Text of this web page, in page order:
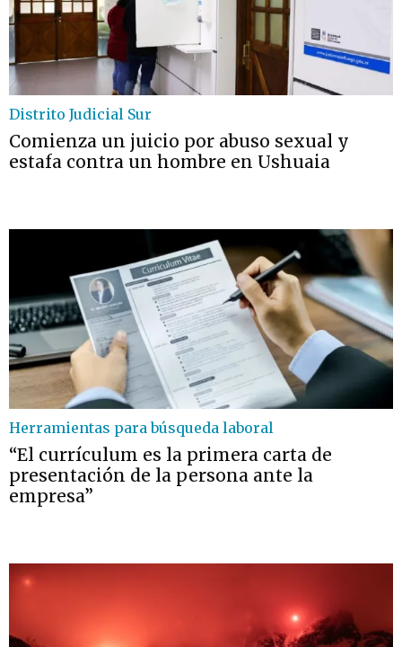
Distrito Judicial Sur
Comienza un juicio por abuso sexual y
estafa contra un hombre en Ushuaia
Herramientas para búsqueda laboral
“El currículum es la primera carta de
presentación de la persona ante la
empresa”